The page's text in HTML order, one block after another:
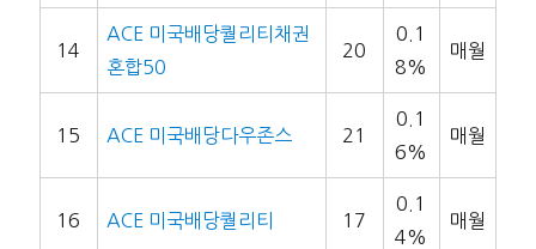
14
ACE 미국배당퀄리티채권
혼합50
20
0.1
8%
매월
15 ACE 미국배당다우존스 21
0.1
6%
매월
16 ACE 미국배당퀄리티 17
0.1
4%
매월